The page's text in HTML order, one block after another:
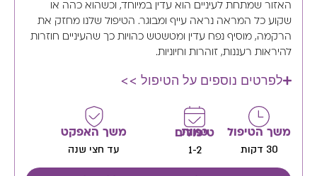
האזור שמתחת לעיניים הוא עדין במיוחד, וכשהוא כהה או
שקוע כל המראה נראה עייף ומבוגר. הטיפול שלנו מחזק את
הרקמה, מוסיף נפח עדין ומטשטש כהויות כך שהעיניים חוזרות
להיראות רעננות, זוהרות וחיוניות.
לפרטים נוספים על הטיפול >>
משך הטיפול
30 דקות
כמות טיפולים
1-2
משך האפקט
עד חצי שנה